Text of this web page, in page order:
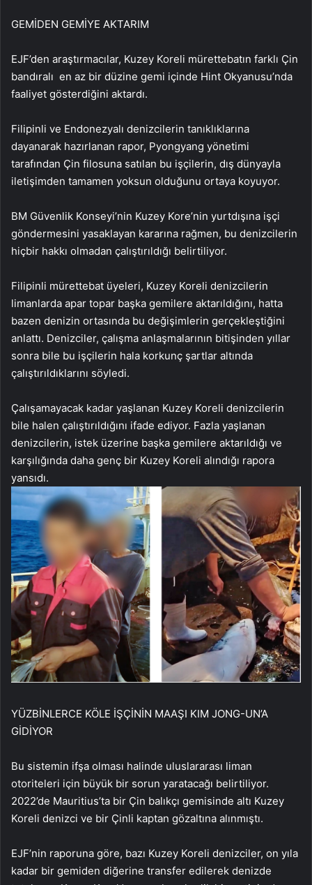
GEMİDEN GEMİYE AKTARIM
EJF’den araştırmacılar, Kuzey Koreli mürettebatın farklı Çin
bandıralı en az bir düzine gemi içinde Hint Okyanusu’nda
faaliyet gösterdiğini aktardı.
Filipinli ve Endonezyalı denizcilerin tanıklıklarına
dayanarak hazırlanan rapor, Pyongyang yönetimi
tarafından Çin filosuna satılan bu işçilerin, dış dünyayla
iletişimden tamamen yoksun olduğunu ortaya koyuyor.
BM Güvenlik Konseyi’nin Kuzey Kore’nin yurtdışına işçi
göndermesini yasaklayan kararına rağmen, bu denizcilerin
hiçbir hakkı olmadan çalıştırıldığı belirtiliyor.
Filipinli mürettebat üyeleri, Kuzey Koreli denizcilerin
limanlarda apar topar başka gemilere aktarıldığını, hatta
bazen denizin ortasında bu değişimlerin gerçekleştiğini
anlattı. Denizciler, çalışma anlaşmalarının bitişinden yıllar
sonra bile bu işçilerin hala korkunç şartlar altında
çalıştırıldıklarını söyledi.
Çalışamayacak kadar yaşlanan Kuzey Koreli denizcilerin
bile halen çalıştırıldığını ifade ediyor. Fazla yaşlanan
denizcilerin, istek üzerine başka gemilere aktarıldığı ve
karşılığında daha genç bir Kuzey Koreli alındığı rapora
yansıdı.
YÜZBİNLERCE KÖLE İŞÇİNİN MAAŞI KIM JONG-UN’A
GİDİYOR
Bu sistemin ifşa olması halinde uluslararası liman
otoriteleri için büyük bir sorun yaratacağı belirtiliyor.
2022’de Mauritius’ta bir Çin balıkçı gemisinde altı Kuzey
Koreli denizci ve bir Çinli kaptan gözaltına alınmıştı.
EJF’nin raporuna göre, bazı Kuzey Koreli denizciler, on yıla
kadar bir gemiden diğerine transfer edilerek denizde